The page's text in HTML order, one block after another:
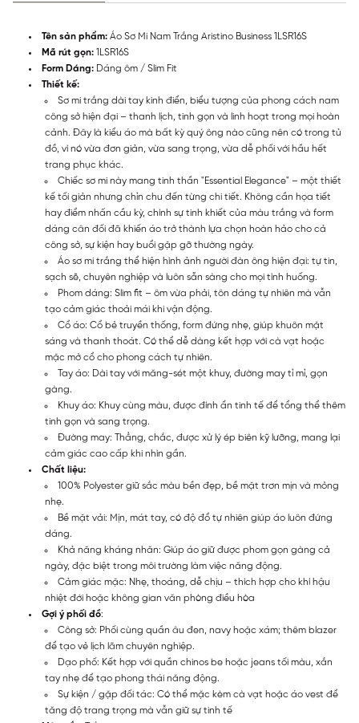
Tên sản phẩm: Áo Sơ Mi Nam Trắng Aristino Business 1LSR16S
Mã rút gọn: 1LSR16S
Form Dáng: Dáng ôm / Slim Fit
Thiết kế:
Sơ mi trắng dài tay kinh điển, biểu tượng của phong cách nam
công sở hiện đại – thanh lịch, tinh gọn và linh hoạt trong mọi hoàn
cảnh. Đây là kiểu áo mà bất kỳ quý ông nào cũng nên có trong tủ
đồ, vì nó vừa đơn giản, vừa sang trọng, vừa dễ phối với hầu hết
trang phục khác.
Chiếc sơ mi này mang tinh thần "Essential Elegance" – một thiết
kế tối giản nhưng chỉn chu đến từng chi tiết. Không cần họa tiết
hay điểm nhấn cầu kỳ, chính sự tinh khiết của màu trắng và form
dáng cân đối đã khiến áo trở thành lựa chọn hoàn hảo cho cả
công sở, sự kiện hay buổi gặp gỡ thường ngày.
Áo sơ mi trắng thể hiện hình ảnh người đàn ông hiện đại: tự tin,
sạch sẽ, chuyên nghiệp và luôn sẵn sàng cho mọi tình huống.
Phom dáng: Slim fit – ôm vừa phải, tôn dáng tự nhiên mà vẫn
tạo cảm giác thoải mái khi vận động.
Cổ áo: Cổ bẻ truyền thống, form đứng nhẹ, giúp khuôn mặt
sáng và thanh thoát. Có thể dễ dàng kết hợp với cà vạt hoặc
mặc mở cổ cho phong cách tự nhiên.
Tay áo: Dài tay với măng-sét một khuy, đường may tỉ mỉ, gọn
gàng.
Khuy áo: Khuy cùng màu, được đính ẩn tinh tế để tổng thể thêm
tinh gọn và sang trọng.
Đường may: Thẳng, chắc, được xử lý ép biên kỹ lưỡng, mang lại
cảm giác cao cấp khi nhìn gần.
Chất liệu:
100% Polyester giữ sắc màu bền đẹp, bề mặt trơn mịn và mỏng
nhẹ.
Bề mặt vải: Mịn, mát tay, có độ đổ tự nhiên giúp áo luôn đứng
dáng.
Khả năng kháng nhăn: Giúp áo giữ được phom gọn gàng cả
ngày, đặc biệt trong môi trường làm việc năng động.
Cảm giác mặc: Nhẹ, thoáng, dễ chịu – thích hợp cho khí hậu
nhiệt đới hoặc không gian văn phòng điều hòa
Gợi ý phối đồ:
Công sở: Phối cùng quần âu đen, navy hoặc xám; thêm blazer
để tạo vẻ lịch lãm chuyên nghiệp.
Dạo phố: Kết hợp với quần chinos be hoặc jeans tối màu, xắn
tay nhẹ để tạo phong thái năng động.
Sự kiện / gặp đối tác: Có thể mặc kèm cà vạt hoặc áo vest để
tăng độ trang trọng mà vẫn giữ sự tinh tế